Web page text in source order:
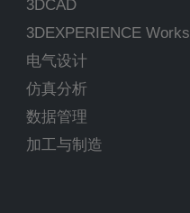
3DCAD
3DEXPERIENCE Works
电气设计
仿真分析
数据管理
加工与制造